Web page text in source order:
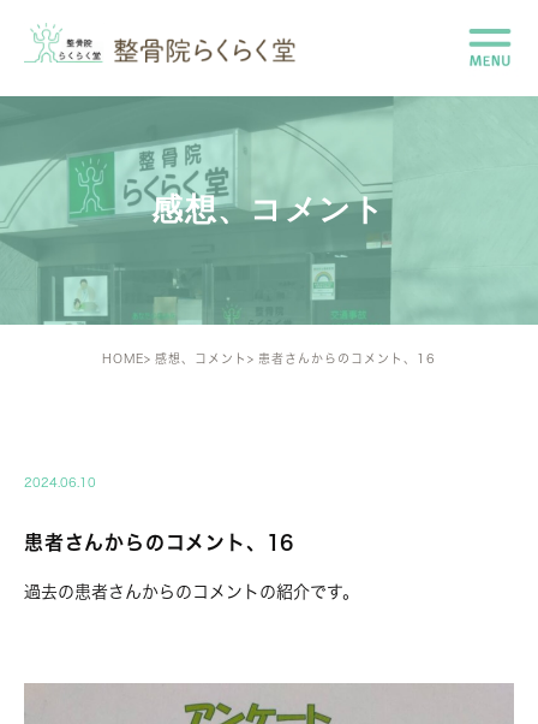
感想、コメント
HOME 感想、コメント 患者さんからのコメント、16
2024.06.10
患者さんからのコメント、16
過去の患者さんからのコメントの紹介です。